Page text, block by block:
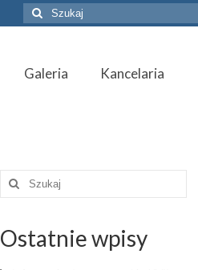
Szuklaj
w:
Galeria
Kancelaria
Szuklaj
Ostatnie wpisy